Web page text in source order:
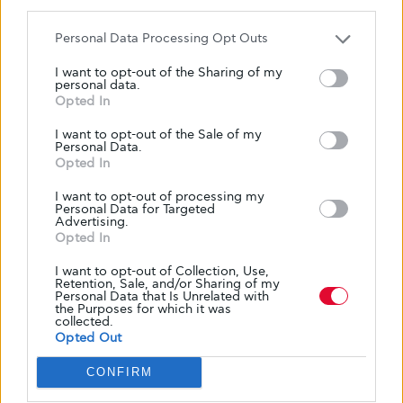
Personal Data Processing Opt Outs
I want to opt-out of the Sharing of my
personal data.
Opted In
I want to opt-out of the Sale of my
Personal Data.
Opted In
I want to opt-out of processing my
Personal Data for Targeted
Advertising.
Opted In
I want to opt-out of Collection, Use,
Retention, Sale, and/or Sharing of my
Personal Data that Is Unrelated with
the Purposes for which it was
collected.
Opted Out
CONFIRM
ΕΠΙΠΛΟΚΈΣ
Το 72% των διαγνώσεων με διαβήτη
έχουν γίνει εξαιτίας επιπλοκών,
σύμφωνα με παγκόσμια έρευνα της
Διεθνούς Ομοσπονδίας Διαβήτη